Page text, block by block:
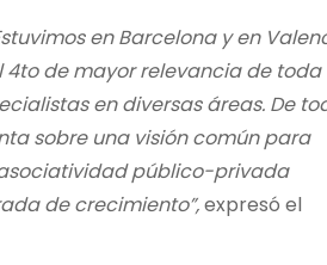
en Barcelona y en
4to de mayor relevancia de toda
en diversas áreas. De
sobre una visión común para
público-privada
de crecimiento”,expresó el